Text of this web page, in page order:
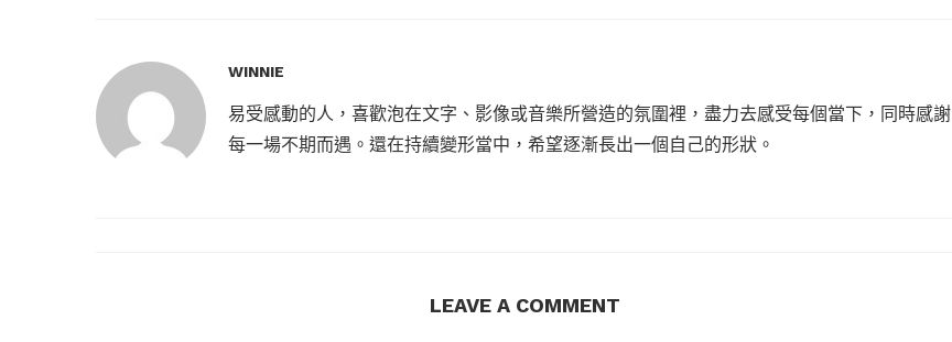
WINNIE
易受感動的人，喜歡泡在文字、影像或音樂所營造的氛圍裡，盡力去感受每個當下，同時感謝
每一場不期而遇。還在持續變形當中，希望逐漸長出一個自己的形狀。
LEAVE A COMMENT